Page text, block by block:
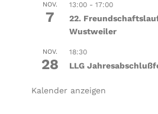
NOV.
7
13:00- 17:00
22.
Wustweiler
NOV.
28
18:30
LLG
Kalender anzeigen